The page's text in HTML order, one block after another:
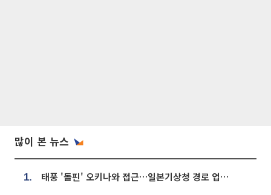
많이 본 뉴스
1. 태풍 '돌핀' 오키나와 접근…일본기상청 경로 업데이트